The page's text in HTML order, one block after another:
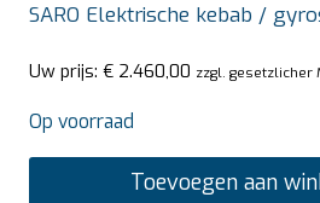
SARO Elektrische kebab /
Uw prijs: € 2.460,00 zzgl. gesetzlicher
Op voorraad
Toevoegen aan